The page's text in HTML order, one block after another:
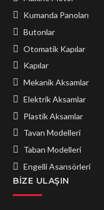
Kumanda Panoları
Butonlar
Otomatik Kapılar
Kapılar
Mekanik Aksamlar
Elektrik Aksamlar
Plastik Aksamlar
Tavan Modelleri
Taban Modelleri
Engelli Asansörleri
BIZE ULAŞIN